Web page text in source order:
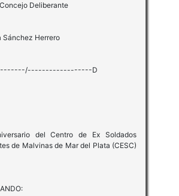
Deliberante
Sánchez Herrero
D
del Centro de Ex Soldados
de Malvinas de Mar del Plata (CESC)